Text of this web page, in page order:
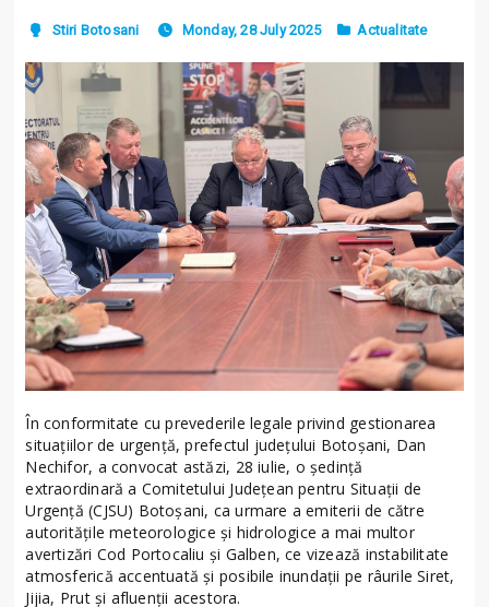
Stiri Botosani Monday, 28 July 2025 Actualitate
În conformitate cu prevederile legale privind gestionarea
situațiilor de urgență, prefectul județului Botoșani, Dan
Nechifor, a convocat astăzi, 28 iulie, o ședință
extraordinară a Comitetului Județean pentru Situații de
Urgență (CJSU) Botoșani, ca urmare a emiterii de către
autoritățile meteorologice și hidrologice a mai multor
avertizări Cod Portocaliu și Galben, ce vizează instabilitate
atmosferică accentuată și posibile inundații pe râurile Siret,
Jijia, Prut și afluenții acestora.